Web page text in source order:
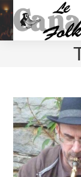
Skip
to
content